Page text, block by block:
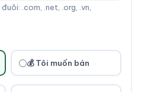
.com, .net, .org, .vn,
💰 Tôi muốn bán